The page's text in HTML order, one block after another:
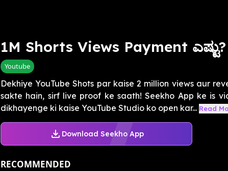
1M Shorts Views Payment ಎಷ್ಟು?
Youtube
Dekhiye YouTube Shots par kaise 2 million views aur
sakte hain, sirf live proof ke saath! Seekho App ke is
dikhayenge ki kaise YouTube Studio ko open kar... Read
Download Seekho App
RECOMMENDED